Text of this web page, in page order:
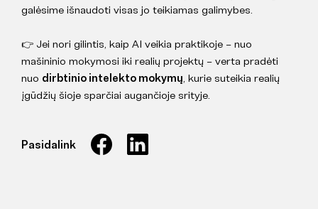
galėsime išnaudoti visas jo teikiamas galimybes.
👉 Jei nori gilintis, kaip AI veikia praktikoje – nuo
mašininio mokymosi iki realių projektų – verta pradėti
nuo dirbtinio intelekto mokymų, kurie suteikia realių
įgūdžių šioje sparčiai augančioje srityje.
Pasidalink